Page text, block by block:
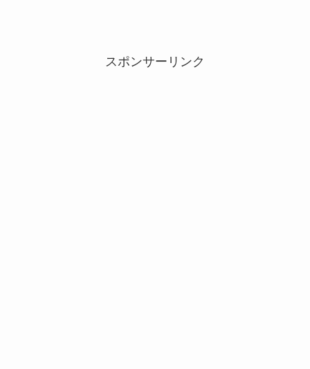
スポンサーリンク